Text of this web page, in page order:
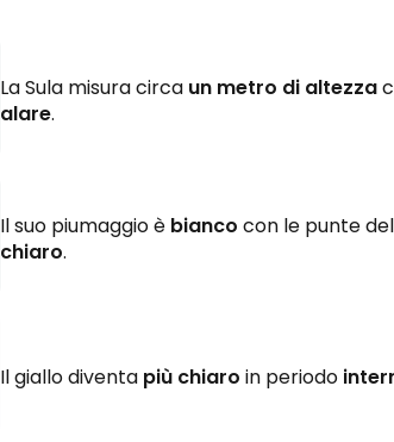
La Sula misura circa un metro di altezza
alare.
Il suo piumaggio è bianco con le punte
chiaro.
Il giallo diventa più chiaro in periodo